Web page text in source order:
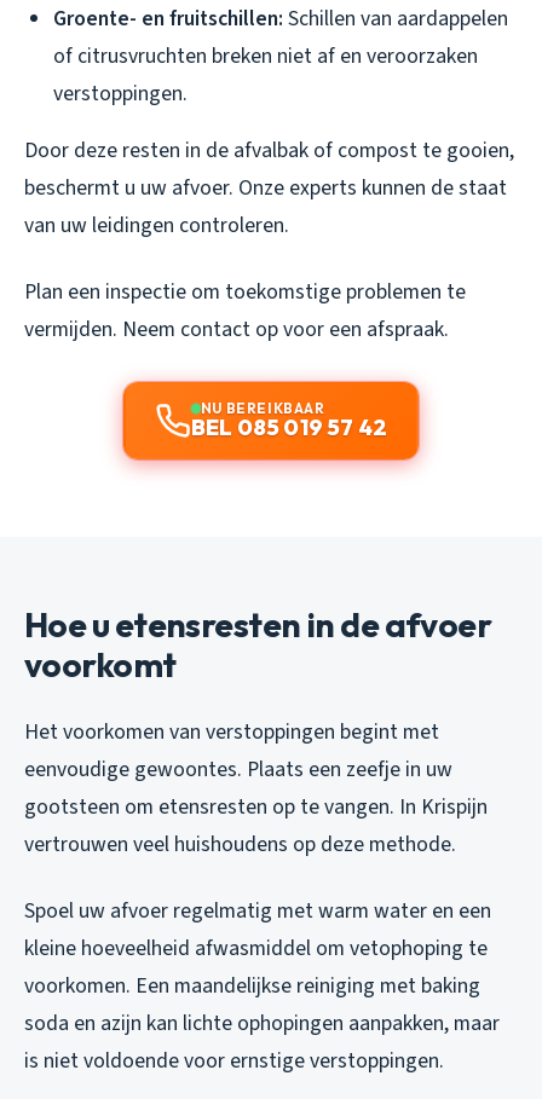
Groente- en fruitschillen: Schillen van aardappelen
of citrusvruchten breken niet af en veroorzaken
verstoppingen.
Door deze resten in de afvalbak of compost te gooien,
beschermt u uw afvoer. Onze experts kunnen de staat
van uw leidingen controleren.
Plan een inspectie om toekomstige problemen te
vermijden. Neem contact op voor een afspraak.
NU BEREIKBAAR
BEL 085 019 57 42
Hoe u etensresten in de afvoer
voorkomt
Het voorkomen van verstoppingen begint met
eenvoudige gewoontes. Plaats een zeefje in uw
gootsteen om etensresten op te vangen. In Krispijn
vertrouwen veel huishoudens op deze methode.
Spoel uw afvoer regelmatig met warm water en een
kleine hoeveelheid afwasmiddel om vetophoping te
voorkomen. Een maandelijkse reiniging met baking
soda en azijn kan lichte ophopingen aanpakken, maar
is niet voldoende voor ernstige verstoppingen.